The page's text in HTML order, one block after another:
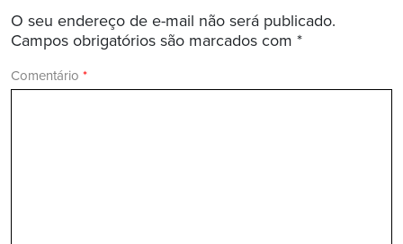
O seu endereço de e-mail não será publicado.
Campos obrigatórios são marcados com *
Comentário *